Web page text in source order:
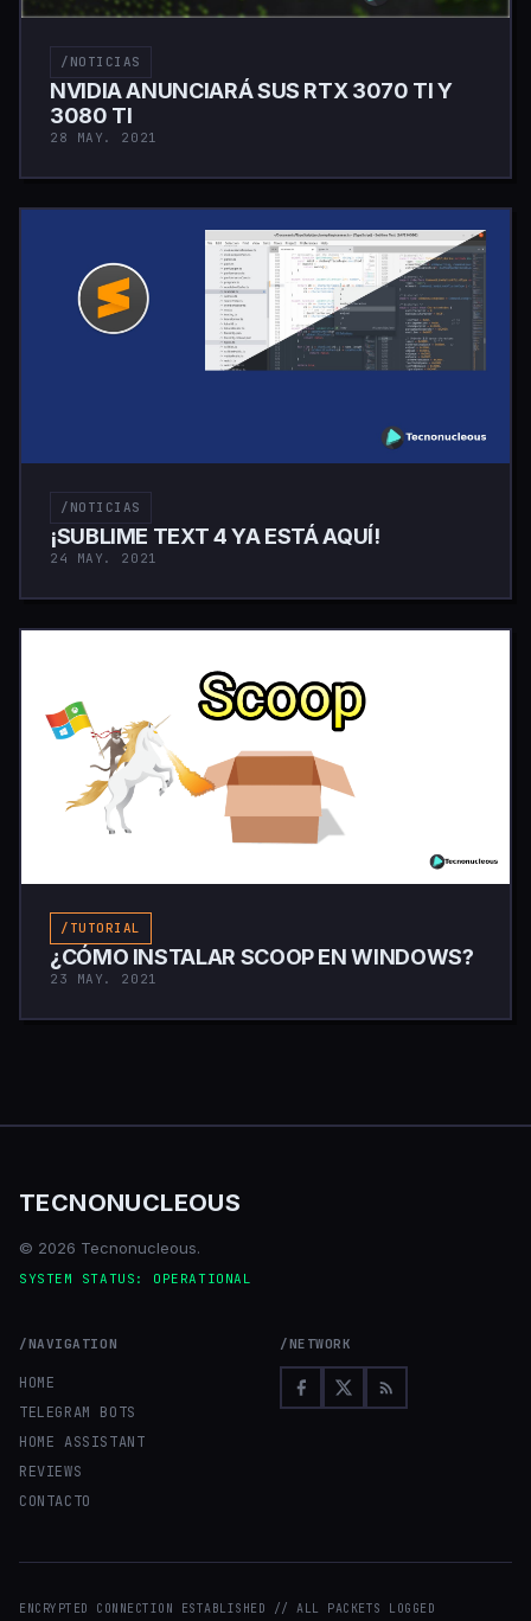
/NOTICIAS
NVIDIA ANUNCIARÁ SUS RTX 3070 TI Y
3080 TI
28 MAY. 2021
/NOTICIAS
¡SUBLIME TEXT 4 YA ESTÁ AQUÍ!
24 MAY. 2021
/TUTORIAL
¿CÓMO INSTALAR SCOOP EN WINDOWS?
23 MAY. 2021
TECNONUCLEOUS
© 2026 Tecnonucleous.
SYSTEM STATUS: OPERATIONAL
/NAVIGATION
HOME
TELEGRAM BOTS
HOME ASSISTANT
REVIEWS
CONTACTO
/NETWORK
ENCRYPTED CONNECTION ESTABLISHED // ALL PACKETS LOGGED